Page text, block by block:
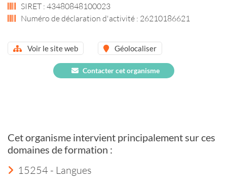
SIRET : 43480848100023
Numéro de déclaration d'activité : 26210186621
Voir le site web Géolocaliser
Contacter cet organisme
Cet organisme intervient principalement sur ces
domaines de formation :
15254 - Langues